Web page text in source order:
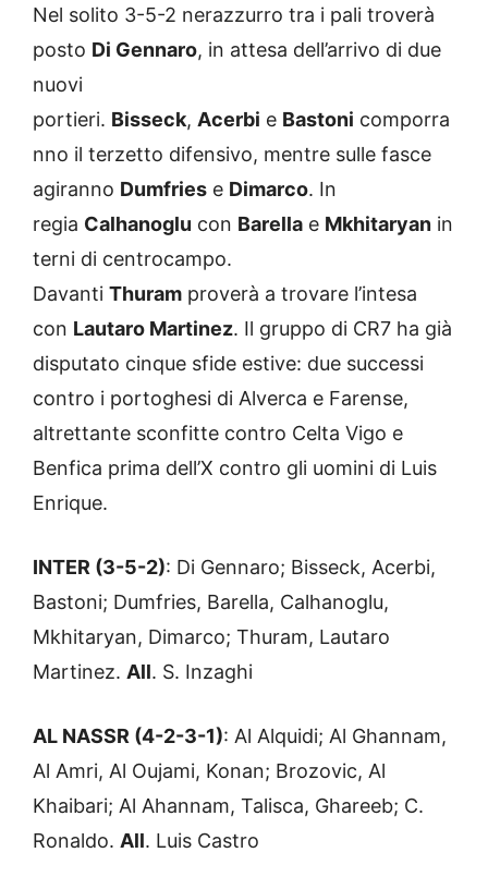
Nel solito 3-5-2 nerazzurro tra i pali troverà
posto Di Gennaro, in attesa dell’arrivo di due
nuovi
portieri. Bisseck, Acerbi e Bastoni comporra
nno il terzetto difensivo, mentre sulle fasce
agiranno Dumfries e Dimarco. In
regia Calhanoglu con Barella e Mkhitaryan in
terni di centrocampo.
Davanti Thuram proverà a trovare l’intesa
con Lautaro Martinez. Il gruppo di CR7 ha già
disputato cinque sfide estive: due successi
contro i portoghesi di Alverca e Farense,
altrettante sconfitte contro Celta Vigo e
Benfica prima dell’X contro gli uomini di Luis
Enrique.
INTER (3-5-2): Di Gennaro; Bisseck, Acerbi,
Bastoni; Dumfries, Barella, Calhanoglu,
Mkhitaryan, Dimarco; Thuram, Lautaro
Martinez. All. S. Inzaghi
AL NASSR (4-2-3-1): Al Alquidi; Al Ghannam,
Al Amri, Al Oujami, Konan; Brozovic, Al
Khaibari; Al Ahannam, Talisca, Ghareeb; C.
Ronaldo. All. Luis Castro